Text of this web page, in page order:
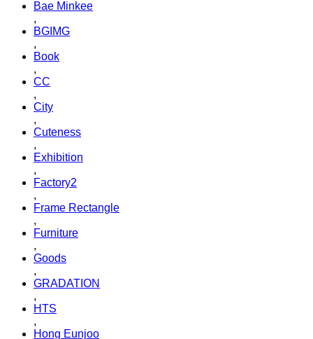
Bae Minkee
,
BGIMG
,
Book
,
CC
,
City
,
Cuteness
,
Exhibition
,
Factory2
,
Frame Rectangle
,
Furniture
,
Goods
,
GRADATION
,
HTS
,
Hong Eunjoo